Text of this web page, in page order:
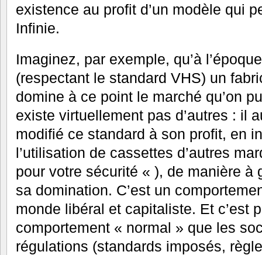
existence au profit d’un modèle qui
Infinie.
Imaginez, par exemple, qu’à
(respectant le standard VHS) un
domine à ce point le marché qu’on
existe virtuellement pas d’autres : il
modifié ce standard à son profit, en
l’utilisation de cassettes d’autres
pour votre sécurité « ), de manière à
sa domination. C’est un
monde libéral et capitaliste. Et c’est
comportement « normal » que les
régulations (standards imposés,